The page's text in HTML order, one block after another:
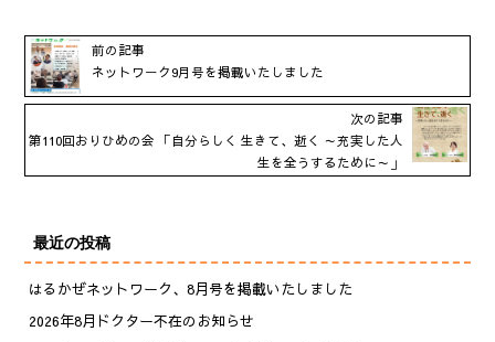
前の記事
ネットワーク9月号を掲載いたしました
次の記事
第110回おりひめの会 「自分らしく 生きて、逝く ～充実した人
生を全うするために～」
最近の投稿
はるかぜネットワーク、8月号を掲載いたしました
2026年8月ドクター不在のお知らせ